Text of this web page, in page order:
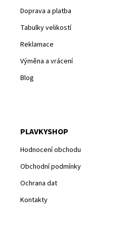
Doprava a platba
Tabulky velikostí
Reklamace
Výměna a vrácení
Blog
PLAVKYSHOP
Hodnocení obchodu
Obchodní podmínky
Ochrana dat
Kontakty